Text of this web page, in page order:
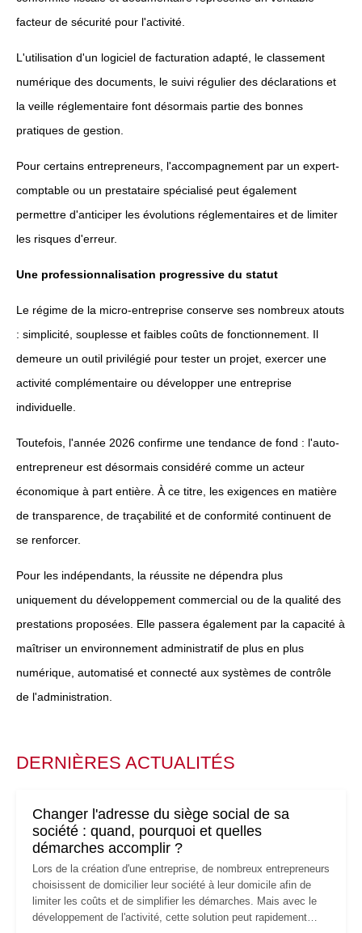
facteur de sécurité pour l'activité.
L'utilisation d'un logiciel de facturation adapté, le classement
numérique des documents, le suivi régulier des déclarations et
la veille réglementaire font désormais partie des bonnes
pratiques de gestion.
Pour certains entrepreneurs, l'accompagnement par un expert-
comptable ou un prestataire spécialisé peut également
permettre d'anticiper les évolutions réglementaires et de limiter
les risques d'erreur.
Une professionnalisation progressive du statut
Le régime de la micro-entreprise conserve ses nombreux atouts
: simplicité, souplesse et faibles coûts de fonctionnement. Il
demeure un outil privilégié pour tester un projet, exercer une
activité complémentaire ou développer une entreprise
individuelle.
Toutefois, l'année 2026 confirme une tendance de fond : l'auto-
entrepreneur est désormais considéré comme un acteur
économique à part entière. À ce titre, les exigences en matière
de transparence, de traçabilité et de conformité continuent de
se renforcer.
Pour les indépendants, la réussite ne dépendra plus
uniquement du développement commercial ou de la qualité des
prestations proposées. Elle passera également par la capacité à
maîtriser un environnement administratif de plus en plus
numérique, automatisé et connecté aux systèmes de contrôle
de l'administration.
DERNIÈRES ACTUALITÉS
Changer l'adresse du siège social de sa
société : quand, pourquoi et quelles
démarches accomplir ?
Lors de la création d'une entreprise, de nombreux entrepreneurs
choisissent de domicilier leur société à leur domicile afin de
limiter les coûts et de simplifier les démarches. Mais avec le
développement de l'activité, cette solution peut rapidement